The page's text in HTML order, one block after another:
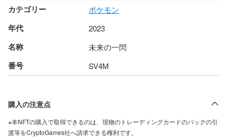
カテゴリー ポケモン
年代 2023
名称 未来の一閃
番号 SV4M
購入の注意点
※本NFTの購入で取得できるのは、現物のトレーディングカードのパックの引
渡等をCryptoGames社へ請求できる権利です。